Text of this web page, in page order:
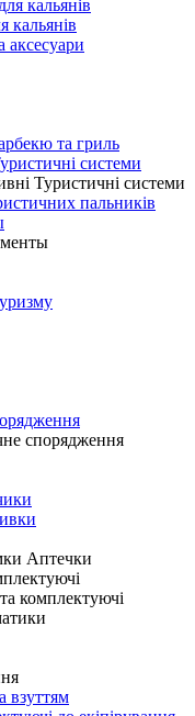
кальянів
кальянів
аксесуари
та гриль
системи
Туристичні системи
пальників
спорядження
Аптечки
комплектуючі
взуттям